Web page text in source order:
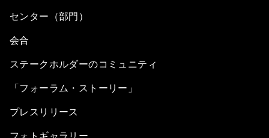
センター（部門）
会合
ステークホルダーのコミュニティ
「フォーラム・ストーリー」
プレスリリース